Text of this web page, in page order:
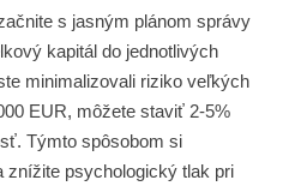
s jasným plánom správy
kapitál do jednotlivých
minimalizovali riziko veľkých
EUR, môžete staviť 2-5%
Týmto spôsobom si
znížite psychologický tlak pri